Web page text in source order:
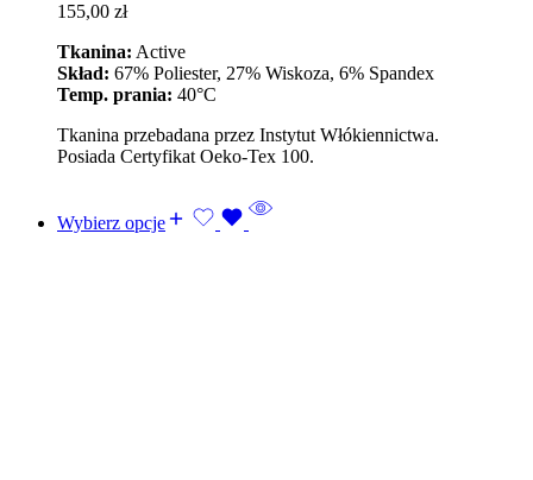
155,00 zł
Tkanina: Active
Skład: 67% Poliester, 27% Wiskoza, 6% Spandex
Temp. prania: 40°C
Tkanina przebadana przez Instytut Włókiennictwa.
Posiada Certyfikat Oeko-Tex 100.
Wybierz opcje